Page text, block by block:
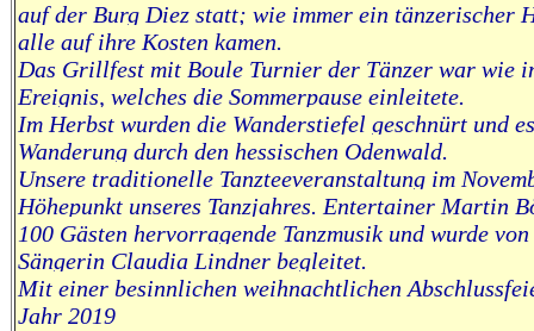
auf der Burg Diez statt; wie immer ein tänzerischer
alle auf ihre Kosten kamen.
Das Grillfest mit Boule Turnier der Tänzer war wie
Ereignis, welches die Sommerpause einleitete.
Im Herbst wurden die Wanderstiefel geschnürt und
Wanderung durch den hessischen Odenwald.
Unsere traditionelle Tanzteeveranstaltung im
Höhepunkt unseres Tanzjahres. Entertainer Martin
100 Gästen hervorragende Tanzmusik und wurde
Sängerin Claudia Lindner begleitet.
Mit einer besinnlichen weihnachtlichen
Jahr 2019